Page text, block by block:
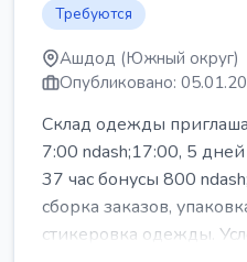
Требуются
Ашдод (Южный округ)
Опубликовано:
Склад одежды
7:00 ndash;17:00, 5
37 час бонусы 800
сборка заказов,
стикеровка одежды.